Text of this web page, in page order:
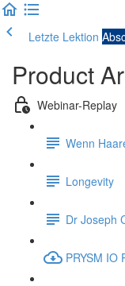
Letzte Lektion
Product
Webinar-Replay
Wenn
Longevity
Dr Joseph
PRYSM IO